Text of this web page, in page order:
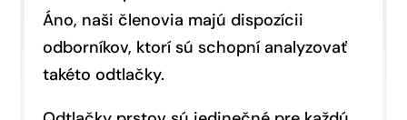
Áno, naši členovia majú dispozícii
odborníkov, ktorí sú schopní analyzovať
takéto odtlačky.